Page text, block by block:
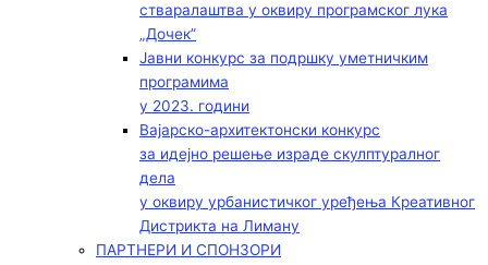
стваралаштва у оквиру програмског лука
„Дочек”
Јавни конкурс за подршку уметничким
програмима
у 2023. години
Вајарско-архитектонски конкурс
за идејно решење израде скулптуралног
дела
у оквиру урбанистичког уређења Креативног
Дистрикта на Лиману
ПАРТНЕРИ И СПОНЗОРИ